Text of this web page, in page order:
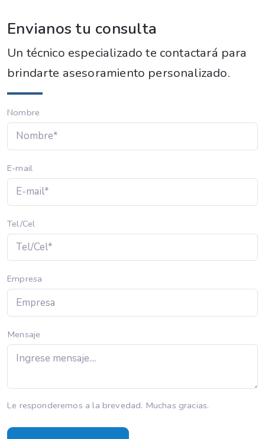
Envianos tu consulta
Un técnico especializado te contactará para
brindarte asesoramiento personalizado.
Nombre
E-mail
Tel/Cel
Empresa
Mensaje
Le responderemos a la brevedad. Muchas gracias.